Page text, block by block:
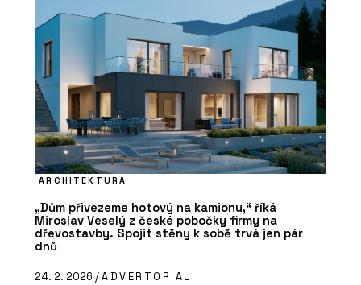
ARCHITEKTURA
„Dům přivezeme hotový na kamionu,“ říká
Miroslav Veselý z české pobočky firmy na
dřevostavby. Spojit stěny k sobě trvá jen pár
dnů
24. 2. 2026 /ADVERTORIAL